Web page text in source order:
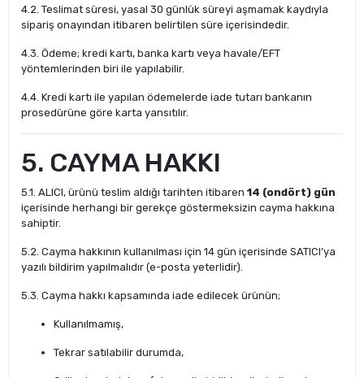
4.2. Teslimat süresi, yasal 30 günlük süreyi aşmamak kaydıyla
sipariş onayından itibaren belirtilen süre içerisindedir.
4.3. Ödeme; kredi kartı, banka kartı veya havale/EFT
yöntemlerinden biri ile yapılabilir.
4.4. Kredi kartı ile yapılan ödemelerde iade tutarı bankanın
prosedürüne göre karta yansıtılır.
5. CAYMA HAKKI
5.1. ALICI, ürünü teslim aldığı tarihten itibaren 14 (ondört) gün
içerisinde herhangi bir gerekçe göstermeksizin cayma hakkına
sahiptir.
5.2. Cayma hakkının kullanılması için 14 gün içerisinde SATICI’ya
yazılı bildirim yapılmalıdır (e-posta yeterlidir).
5.3. Cayma hakkı kapsamında iade edilecek ürünün;
Kullanılmamış,
Tekrar satılabilir durumda,